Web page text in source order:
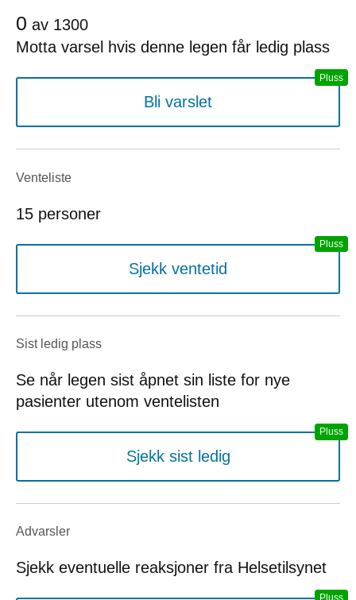
0 av 1300
Motta varsel hvis denne legen får ledig plass
Bli varslet
Venteliste
15 personer
Sjekk ventetid
Sist ledig plass
Se når legen sist åpnet sin liste for nye
pasienter utenom ventelisten
Sjekk sist ledig
Advarsler
Sjekk eventuelle reaksjoner fra Helsetilsynet